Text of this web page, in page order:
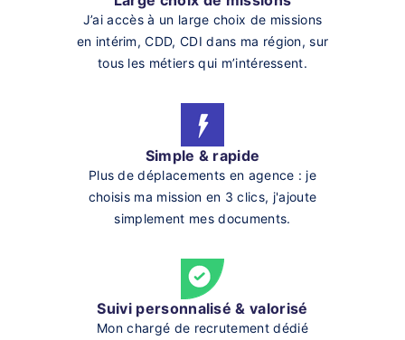
J’ai accès à un large choix de missions
en intérim, CDD, CDI dans ma région, sur
tous les métiers qui m’intéressent.
Simple & rapide
Plus de déplacements en agence : je
choisis ma mission en 3 clics, j'ajoute
simplement mes documents.
Suivi personnalisé & valorisé
Mon chargé de recrutement dédié